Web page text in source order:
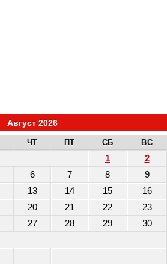
Август 2026
ЧТ ПТ СБ ВС
1
2
6 7 8
9
13 14 15
16
20 21 22
23
27 28 29
30